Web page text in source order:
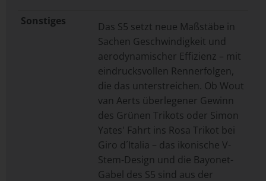
Sonstiges
Das S5 setzt neue Maßstäbe in
Sachen Geschwindigkeit und
aerodynamischer Effizienz – mit
eindrucksvollen Rennerfolgen,
die das unterstreichen. Ob Wout
van Aerts überlegener Gewinn
des Grünen Trikots oder Simon
Yates' Fahrt ins Rosa Trikot bei
Giro d´Italia – das ikonische V-
Stem-Design und die Bayonet-
Gabel des S5 sind aus der